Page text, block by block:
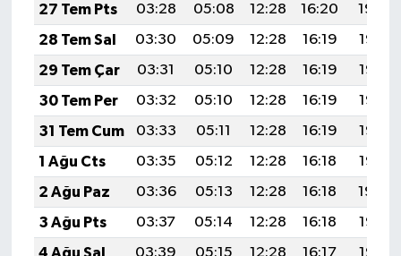
27 Tem Pts
03:28 05:08 12:28 16:20
19:39
28 Tem Sal
03:30 05:09 12:28 16:19
19:38
29 Tem Çar
03:31 05:10 12:28 16:19
19:37
30 Tem Per
03:32 05:10 12:28 16:19
19:36
31 Tem Cum
03:33 05:11 12:28 16:19
19:36
1 Ağu Cts
03:35 05:12 12:28 16:18
19:35
2 Ağu Paz
03:36 05:13 12:28 16:18
19:34
3 Ağu Pts
03:37 05:14 12:28 16:18
19:33
4 Ağu Sal
03:39 05:15 12:28 16:17
19:32